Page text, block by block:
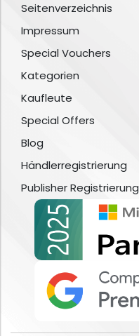
Seitenverzeichnis
Impressum
Special Vouchers
Kategorien
Kaufleute
Special Offers
Blog
Händlerregistrierung
Publisher Registrierung